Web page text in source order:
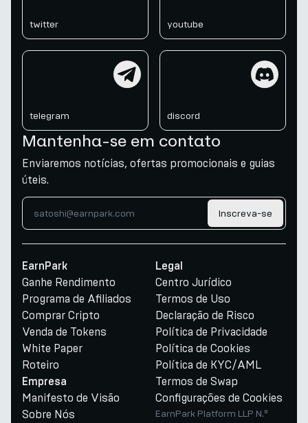
twitter youtube
telegram discord
Mantenha-se em contato
Enviaremos notícias, ofertas promocionais e guias
úteis.
Inscreva-se
EarnPark
Ganhe Rendimento
Programa de Afiliados
Comprar Cripto
Venda de Tokens
White Paper
Roteiro
Empresa
Manifesto de Visão
Sobre Nós
Legal
Centro Jurídico
Termos de Uso
Declaração de Risco
Política de Privacidade
Política de Cookies
Política de KYC/AML
Termos de Swap
Configurações de Cookies
EarnPark Platform LLP N.º